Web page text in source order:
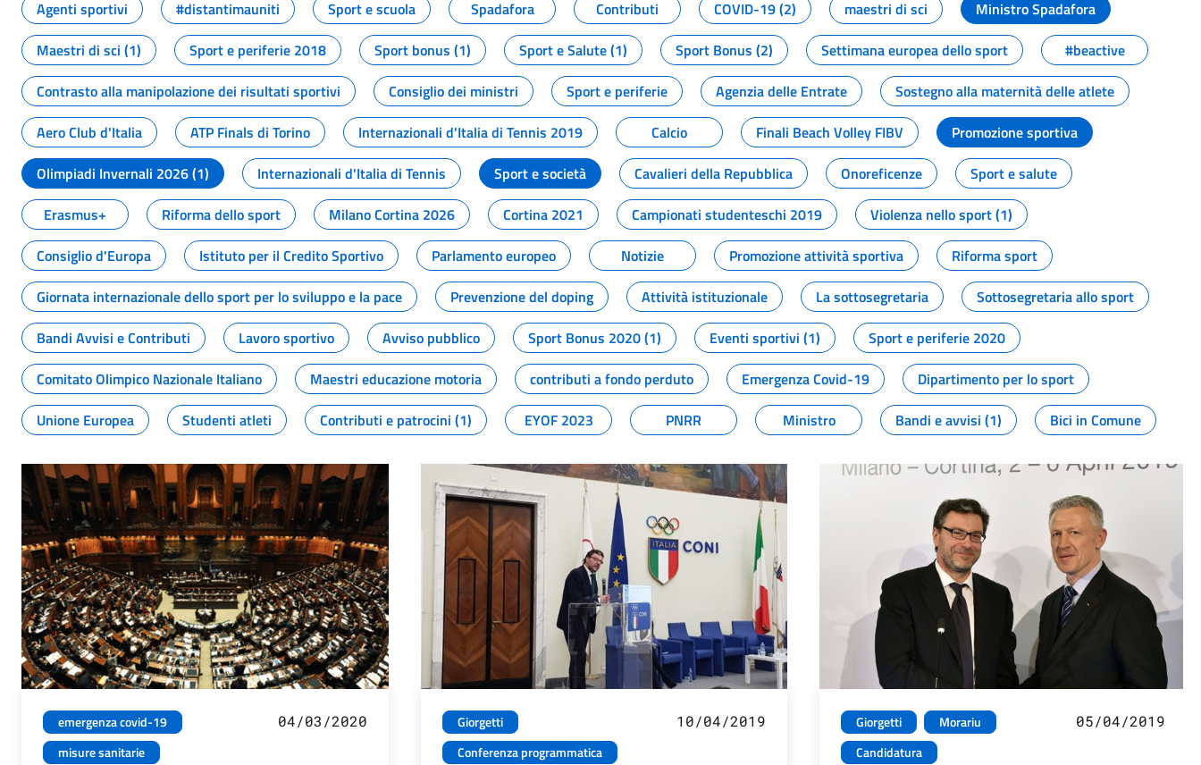
Agenti sportivi
#distantimauniti Sport e scuola Spadafora Contributi COVID-19 (2) maestri di sci
Ministro Spadafora
Maestri di sci (1)
Sport e periferie 2018 Sport bonus (1) Sport e Salute (1) Sport Bonus (2) Settimana europea dello sport
#beactive
Contrasto alla manipolazione dei risultati sportivi
Consiglio dei ministri Sport e periferie Agenzia delle Entrate
Sostegno alla maternità delle atlete
Aero Club d'Italia
ATP Finals di Torino Internazionali d'Italia di Tennis 2019 Calcio Finali Beach Volley FIBV
Promozione sportiva
Olimpiadi Invernali 2026 (1)
Internazionali d'Italia di Tennis Sport e società Cavalieri della Repubblica Onoreficenze
Sport e salute
Erasmus+
Riforma dello sport Milano Cortina 2026 Cortina 2021 Campionati studenteschi 2019
Violenza nello sport (1)
Consiglio d'Europa
Istituto per il Credito Sportivo Parlamento europeo Notizie Promozione attività sportiva
Riforma sport
Giornata internazionale dello sport per lo sviluppo e la pace
Prevenzione del doping Attività istituzionale La sottosegretaria
Sottosegretaria allo sport
Bandi Avvisi e Contributi
Lavoro sportivo Avviso pubblico Sport Bonus 2020 (1) Eventi sportivi (1)
Sport e periferie 2020
Comitato Olimpico Nazionale Italiano
Maestri educazione motoria contributi a fondo perduto Emergenza Covid-19
Dipartimento per lo sport
Unione Europea
Studenti atleti Contributi e patrocini (1) EYOF 2023 PNRR Ministro Bandi e avvisi (1) Bici in Comune
emergenza covid-19
misure sanitarie
04/03/2020
Giorgetti
Conferenza programmatica
10/04/2019 Giorgetti
Morariu
Candidatura
05/04/2019